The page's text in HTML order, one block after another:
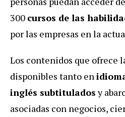
300 cursos de las
por las empresas en la
Los contenidos que ofrece
disponibles tanto en
inglés subtituladosy
asociadas con negocios,